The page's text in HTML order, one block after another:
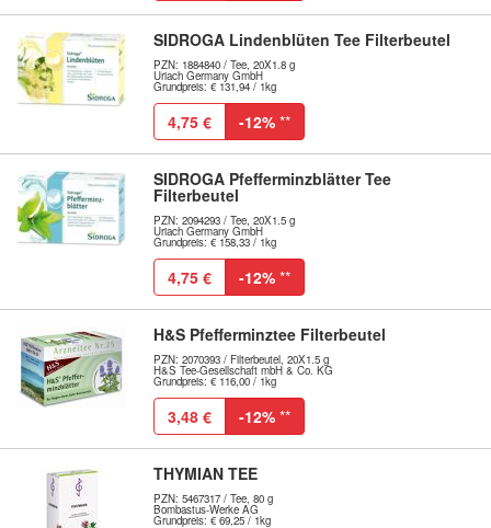
SIDROGA Lindenblüten Tee Filterbeutel
PZN: 1884840 / Tee, 20X1.8 g
Uriach Germany GmbH
Grundpreis: € 131,94 / 1kg
4,75 € -12% **
SIDROGA Pfefferminzblätter Tee
Filterbeutel
PZN: 2094293 / Tee, 20X1.5 g
Uriach Germany GmbH
Grundpreis: € 158,33 / 1kg
4,75 € -12% **
H&S Pfefferminztee Filterbeutel
PZN: 2070393 / Filterbeutel, 20X1.5 g
H&S Tee-Gesellschaft mbH & Co. KG
Grundpreis: € 116,00 / 1kg
3,48 € -12% **
THYMIAN TEE
PZN: 5467317 / Tee, 80 g
Bombastus-Werke AG
Grundpreis: € 69,25 / 1kg